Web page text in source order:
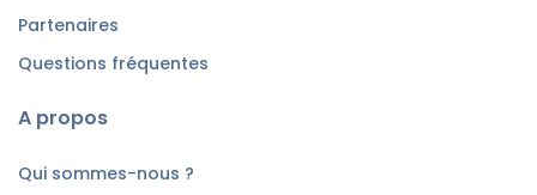
Partenaires
Questions fréquentes
A propos
Qui sommes-nous ?